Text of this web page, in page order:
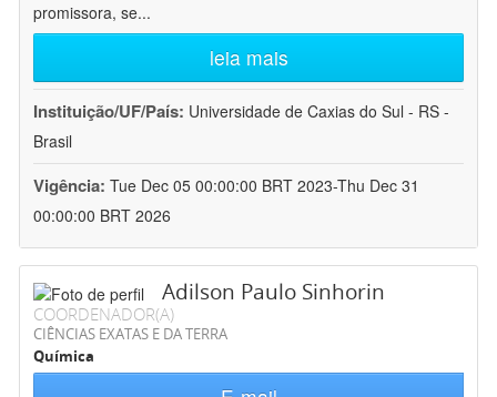
promissora, se...
leia mais
Instituição/UF/País: Universidade de Caxias do Sul - RS -
Brasil
Vigência: Tue Dec 05 00:00:00 BRT 2023-Thu Dec 31
00:00:00 BRT 2026
Adilson Paulo Sinhorin
COORDENADOR(A)
CIÊNCIAS EXATAS E DA TERRA
Química